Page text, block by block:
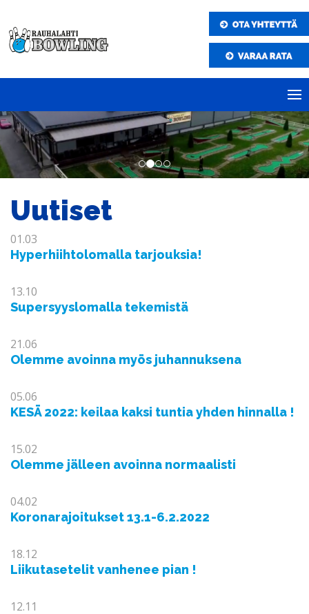
Uutiset
01.03
Hyperhiihtolomalla tarjouksia!
13.10
Supersyyslomalla tekemistä
21.06
Olemme avoinna myös juhannuksena
05.06
KESÄ 2022: keilaa kaksi tuntia yhden hinnalla !
15.02
Olemme jälleen avoinna normaalisti
04.02
Koronarajoitukset 13.1-6.2.2022
18.12
Liikutasetelit vanhenee pian !
12.11